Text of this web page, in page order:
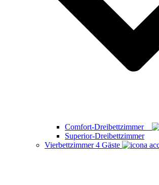
Comfort-Dreibettzimmer
Superior-Dreibettzimmer
Vierbettzimmer4 Gäste